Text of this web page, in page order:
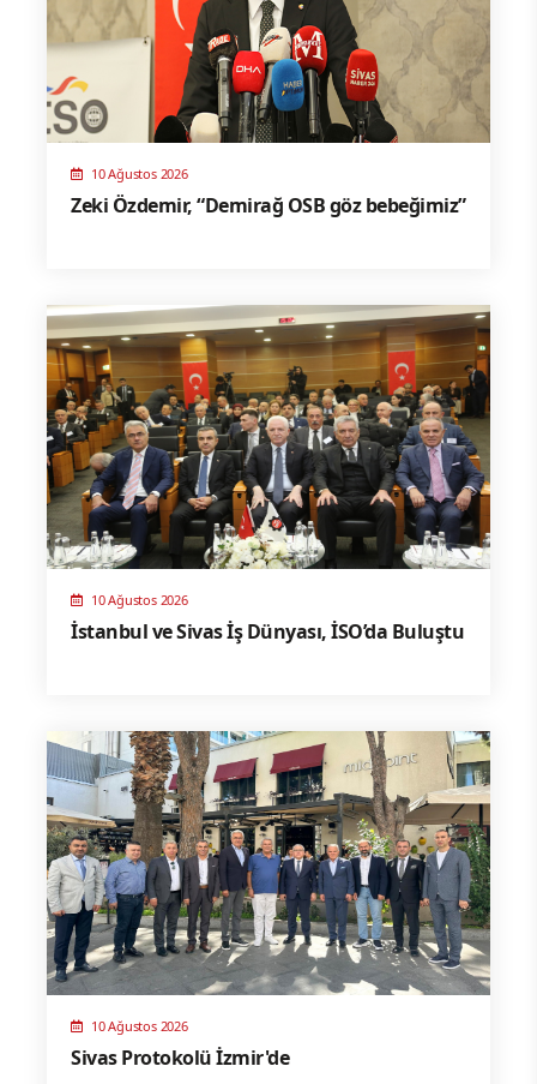
10 Ağustos 2026
Zeki Özdemir, “Demirağ OSB göz bebeğimiz”
10 Ağustos 2026
İstanbul ve Sivas İş Dünyası, İSO’da Buluştu
10 Ağustos 2026
Sivas Protokolü İzmir'de